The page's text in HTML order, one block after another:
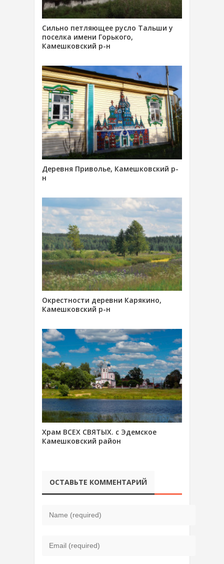
Сильно петляющее русло Тальши у
поселка имени Горького,
Камешковский р-н
Деревня Приволье, Камешковский р-
н
Окрестности деревни Карякино,
Камешковский р-н
Храм ВСЕХ СВЯТЫХ. с Эдемское
Камешковский район
ОСТАВЬТЕ КОММЕНТАРИЙ